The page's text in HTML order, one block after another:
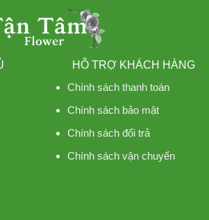
HỖ TRỢ KHÁCH HÀNG
Chính sách thanh toán
Chính sách bảo mật
Chính sách đổi trả
Chính sách vận chuyển